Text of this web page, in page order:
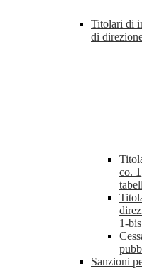
Titolari di
di
co.
1-
Sanzioni